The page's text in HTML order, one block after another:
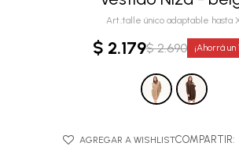
talle único adaptable hasta
$ 2.179$ 2.690